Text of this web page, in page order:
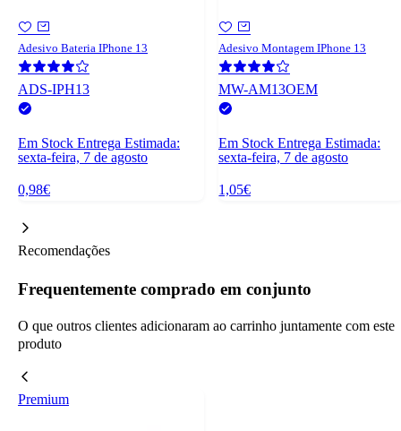
Adesivo Bateria IPhone 13
ADS-IPH13
Em Stock Entrega Estimada:
sexta-feira, 7 de agosto
0,98€
Adesivo Montagem IPhone 13
MW-AM13OEM
Em Stock Entrega Estimada:
sexta-feira, 7 de agosto
1,05€
Recomendações
Frequentemente comprado em conjunto
O que outros clientes adicionaram ao carrinho juntamente com este
produto
Premium